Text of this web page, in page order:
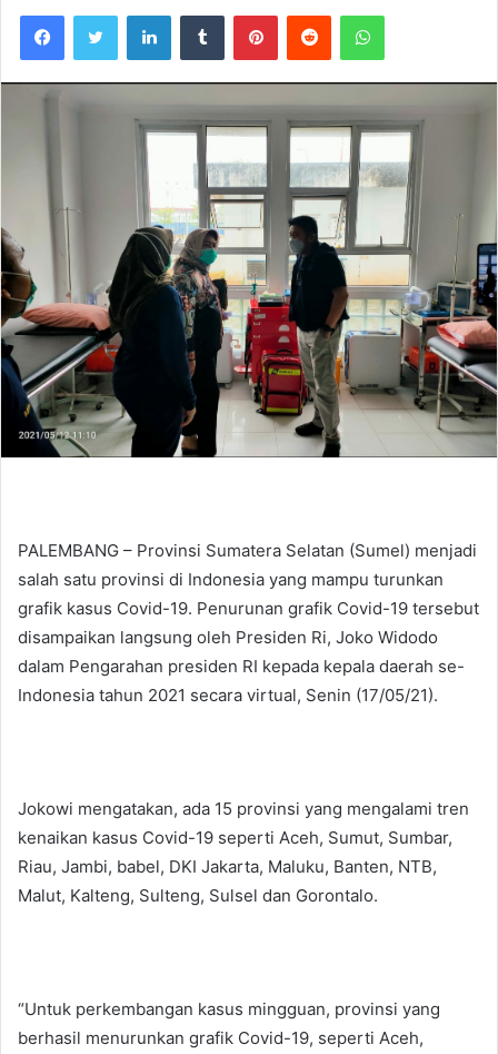
PALEMBANG – Provinsi Sumatera Selatan (Sumel) menjadi
salah satu provinsi di Indonesia yang mampu turunkan
grafik kasus Covid-19. Penurunan grafik Covid-19 tersebut
disampaikan langsung oleh Presiden Ri, Joko Widodo
dalam Pengarahan presiden RI kepada kepala daerah se-
Indonesia tahun 2021 secara virtual, Senin (17/05/21).
Jokowi mengatakan, ada 15 provinsi yang mengalami tren
kenaikan kasus Covid-19 seperti Aceh, Sumut, Sumbar,
Riau, Jambi, babel, DKI Jakarta, Maluku, Banten, NTB,
Malut, Kalteng, Sulteng, Sulsel dan Gorontalo.
“Untuk perkembangan kasus mingguan, provinsi yang
berhasil menurunkan grafik Covid-19, seperti Aceh,